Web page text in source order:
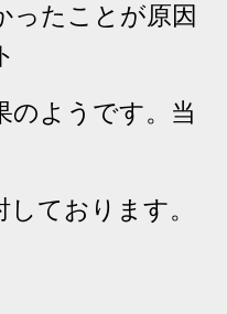
ったこと が原因
のようです。当
ております。